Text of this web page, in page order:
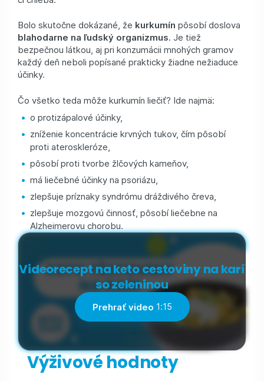
Bolo skutočne dokázané, že kurkumín pôsobí doslova
blahodarne na ľudský organizmus. Je tiež
bezpečnou látkou, aj pri konzumácii mnohých gramov
každý deň neboli popísané prakticky žiadne nežiaduce
účinky.
Čo všetko teda môže kurkumín liečiť? Ide najmä:
o protizápalové účinky,
zníženie koncentrácie krvných tukov, čím pôsobí
proti ateroskleróze,
pôsobí proti tvorbe žlčových kameňov,
má liečebné účinky na psoriázu,
zlepšuje príznaky syndrómu dráždivého čreva,
zlepšuje mozgovú činnosť, pôsobí liečebne na
Alzheimerovu chorobu.
Videorecept na keto cestoviny na karí
so zeleninou
Prehrať video 1:15
Výživové hodnoty